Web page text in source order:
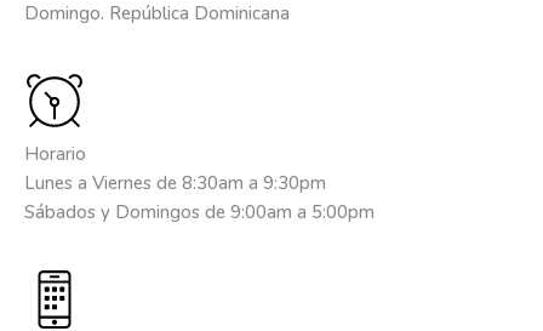
Domingo. República Dominicana
Horario
Lunes a Viernes de 8:30am a 9:30pm
Sábados y Domingos de 9:00am a 5:00pm